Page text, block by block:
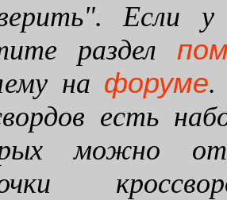
Если
раздел
на форуме.
есть
можно